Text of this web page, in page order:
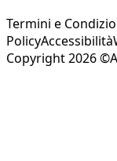
Termini e
PolicyAccessibilità
Copyright 2026